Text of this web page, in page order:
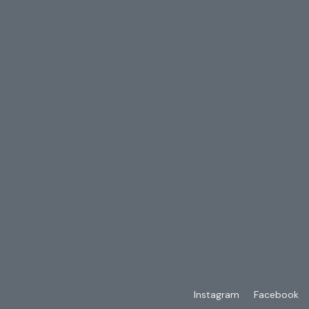
Instagram Facebook